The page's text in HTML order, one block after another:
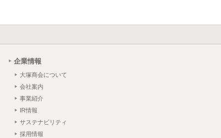
企業情報
大塚商会について
会社案内
事業紹介
IR情報
サステナビリティ
採用情報